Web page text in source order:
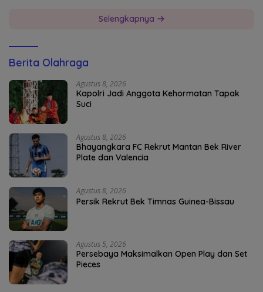
Selengkapnya
Berita Olahraga
Agustus 8, 2026
Kapolri Jadi Anggota Kehormatan Tapak
Suci
Agustus 8, 2026
Bhayangkara FC Rekrut Mantan Bek River
Plate dan Valencia
Agustus 8, 2026
Persik Rekrut Bek Timnas Guinea-Bissau
Agustus 5, 2026
Persebaya Maksimalkan Open Play dan Set
Pieces